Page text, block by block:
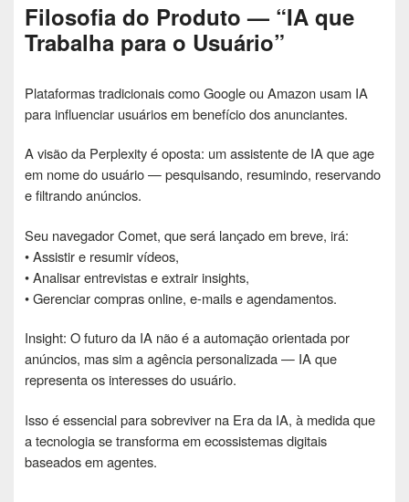
Filosofia do Produto — “IA que
Trabalha para o Usuário”
Plataformas tradicionais como Google ou Amazon usam IA
para influenciar usuários em benefício dos anunciantes.
A visão da Perplexity é oposta: um assistente de IA que age
em nome do usuário — pesquisando, resumindo, reservando
e filtrando anúncios.
Seu navegador Comet, que será lançado em breve, irá:
• Assistir e resumir vídeos,
• Analisar entrevistas e extrair insights,
• Gerenciar compras online, e-mails e agendamentos.
Insight: O futuro da IA ​​não é a automação orientada por
anúncios, mas sim a agência personalizada — IA que
representa os interesses do usuário.
Isso é essencial para sobreviver na Era da IA, à medida que
a tecnologia se transforma em ecossistemas digitais
baseados em agentes.